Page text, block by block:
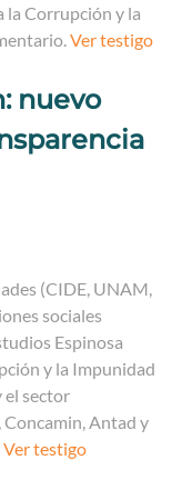
la Corrupción y la
Ver testigo
nuevo
(CIDE, UNAM,
sociales
Espinosa
y la Impunidad
el sector
Antad y
Ver testigo